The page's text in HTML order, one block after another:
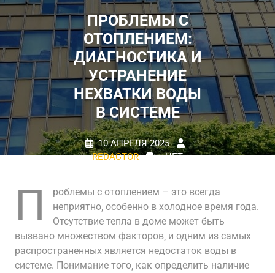
ПРОБЛЕМЫ С
ОТОПЛЕНИЕМ:
ДИАГНОСТИКА И
УСТРАНЕНИЕ
НЕХВАТКИ ВОДЫ
В СИСТЕМЕ
10 АПРЕЛЯ 2025
REDACTOR
НЕТ
П
роблемы с отоплением – это всегда
неприятно‚ особенно в холодное время года.
Отсутствие тепла в доме может быть
вызвано множеством факторов‚ и одним из самых
распространенных является недостаток воды в
системе. Понимание того‚ как определить наличие